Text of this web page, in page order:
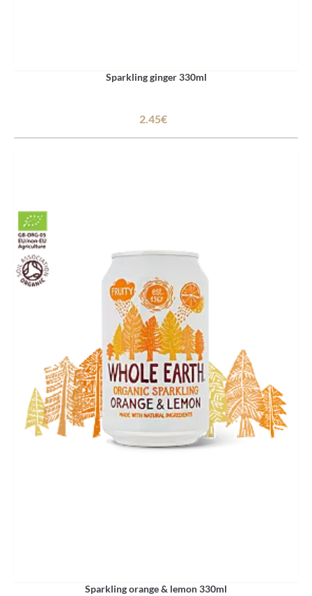
Sparkling ginger 330ml
2.45€
Sparkling orange & lemon 330ml